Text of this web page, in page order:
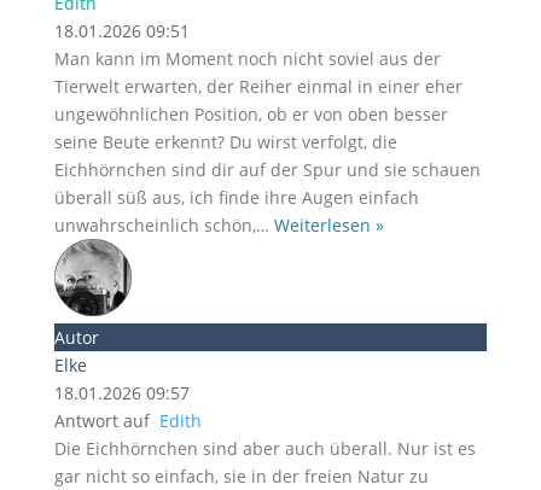
18.01.2026 09:51
Man kann im Moment noch nicht soviel aus der
Tierwelt erwarten, der Reiher einmal in einer eher
ungewöhnlichen Position, ob er von oben besser
seine Beute erkennt? Du wirst verfolgt, die
Eichhörnchen sind dir auf der Spur und sie schauen
überall süß aus, ich finde ihre Augen einfach
unwahrscheinlich schön,… Weiterlesen »
Autor
Elke
18.01.2026 09:57
Antwort auf Edith
Die Eichhörnchen sind aber auch überall. Nur ist es
gar nicht so einfach, sie in der freien Natur zu